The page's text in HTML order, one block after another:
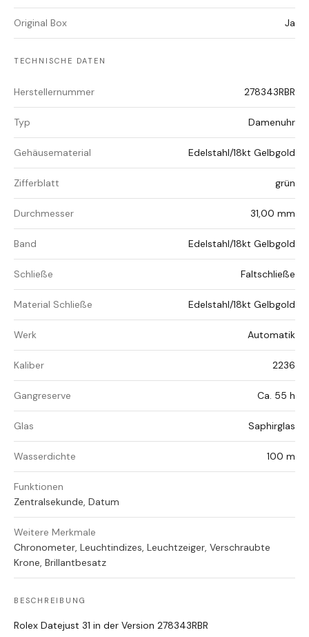
Original Box Ja
TECHNISCHE DATEN
Herstellernummer 278343RBR
Typ Damenuhr
Gehäusematerial Edelstahl/18kt Gelbgold
Zifferblatt grün
Durchmesser 31,00 mm
Band Edelstahl/18kt Gelbgold
Schließe Faltschließe
Material Schließe Edelstahl/18kt Gelbgold
Werk Automatik
Kaliber 2236
Gangreserve Ca. 55 h
Glas Saphirglas
Wasserdichte 100 m
Funktionen
Zentralsekunde, Datum
Weitere Merkmale
Chronometer, Leuchtindizes, Leuchtzeiger, Verschraubte
Krone, Brillantbesatz
BESCHREIBUNG
Rolex Datejust 31 in der Version 278343RBR